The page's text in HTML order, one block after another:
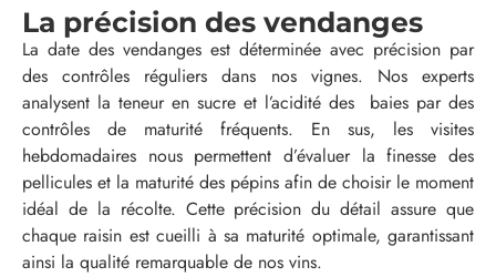
La précision des vendanges
La date des vendanges est déterminée avec précision par
des contrôles réguliers dans nos vignes. Nos experts
analysent la teneur en sucre et l’acidité des baies par des
contrôles de maturité fréquents. En sus, les visites
hebdomadaires nous permettent d’évaluer la finesse des
pellicules et la maturité des pépins afin de choisir le moment
idéal de la récolte. Cette précision du détail assure que
chaque raisin est cueilli à sa maturité optimale, garantissant
ainsi la qualité remarquable de nos vins.